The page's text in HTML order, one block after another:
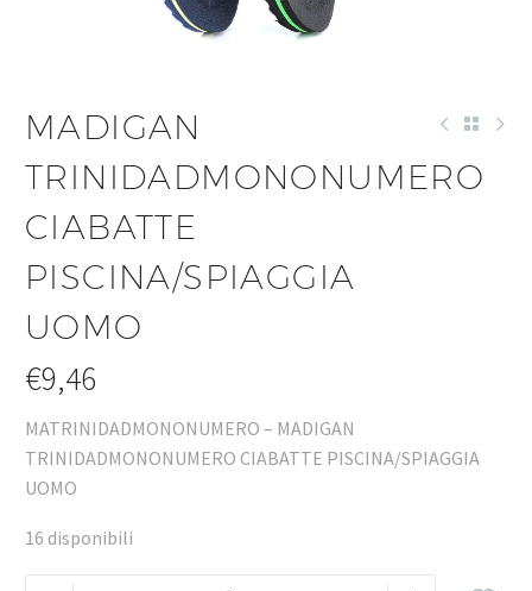
MADIGAN
TRINIDADMONONUMERO
CIABATTE
PISCINA/SPIAGGIA
UOMO
€9,46
MATRINIDADMONONUMERO – MADIGAN
TRINIDADMONONUMERO CIABATTE PISCINA/SPIAGGIA
UOMO
16 disponibili